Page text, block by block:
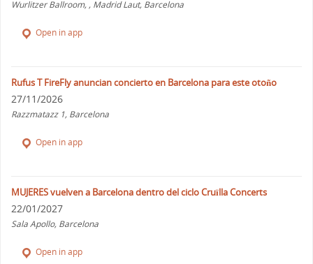
Wurlitzer Ballroom, , Madrid Laut, Barcelona
Open in app
Rufus T FireFly anuncian concierto en Barcelona para este otoño
27/11/2026
Razzmatazz 1, Barcelona
Open in app
MUJERES vuelven a Barcelona dentro del ciclo Cruïlla Concerts
22/01/2027
Sala Apollo, Barcelona
Open in app